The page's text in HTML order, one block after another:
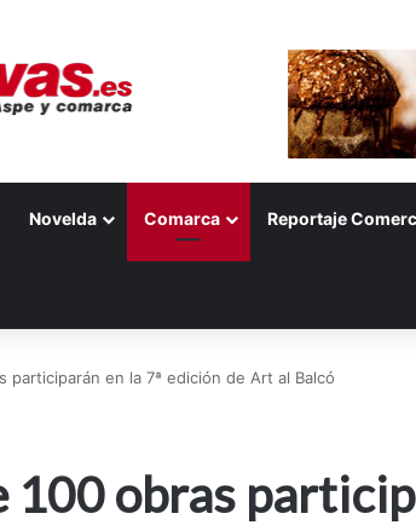
Novelda Comarca Reportaje
participarán en la 7ª edición de Art al Balcó
obras